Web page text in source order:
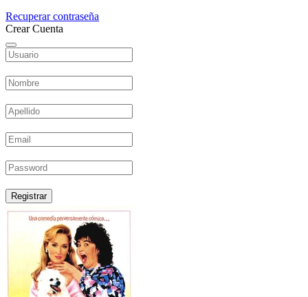
Recuperar contraseña
Crear Cuenta
Registrar